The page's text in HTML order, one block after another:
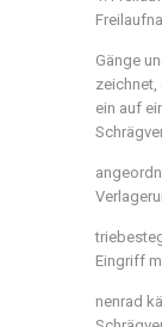
Gänge
zeichnet,
ein auf
Eingriff
nenrad